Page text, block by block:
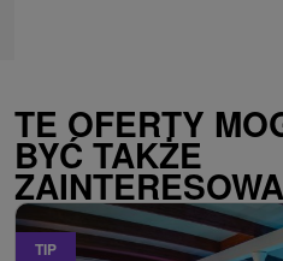
TE OFERTY
BYĆ TAKŻE
TIP